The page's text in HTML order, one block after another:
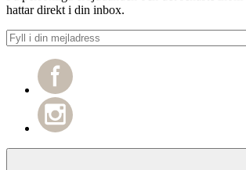
hattar direkt i din inbox.